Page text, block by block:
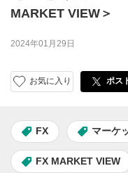
MARKET VIEW＞
2024年01月29日
お気に入り ポス
FX マーケ
FX MARKET VIEW